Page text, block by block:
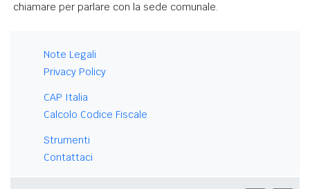
chiamare per parlare con la sede comunale.
Note Legali
Privacy Policy
CAP Italia
Calcolo Codice Fiscale
Strumenti
Contattaci